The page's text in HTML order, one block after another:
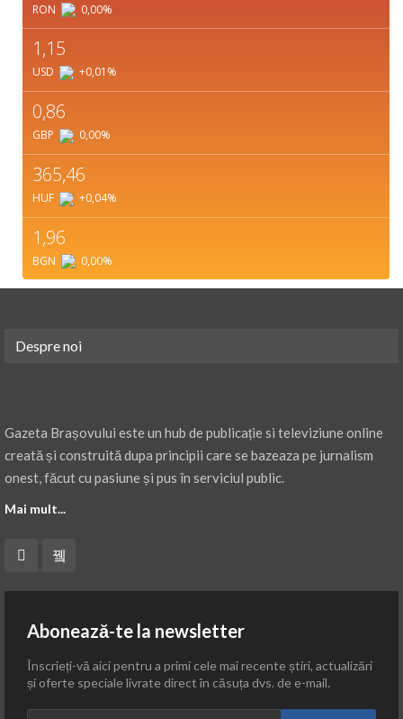
RON 0,00%
1,15
USD +0,01 %
0,86
GBP 0,00%
365,46
HUF +0,04%
1,96
BGN 0,00%
Despre noi
Gazeta Brașovului este un hub de publicație si televiziune online
creată și construită dupa principii care se bazeaza pe jurnalism
onest, făcut cu pasiune și pus în serviciul public.
Mai mult...
Abonează-te la newsletter
Înscrieți-vă aici pentru a primi cele mai recente știri, actualizări
și oferte speciale livrate direct în căsuța dvs. de e-mail.